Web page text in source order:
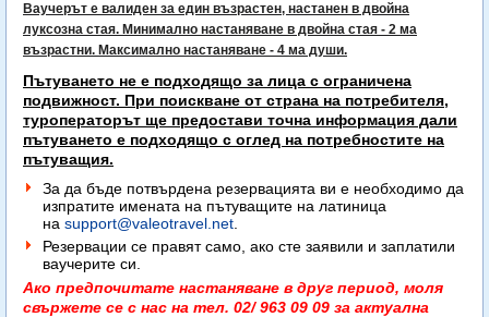
Ваучерът е валиден за един възрастен, настанен в двойна
луксозна стая. Минимално настаняване в двойна стая - 2 ма
възрастни. Максимално настаняване - 4 ма души.
Пътуването не е подходящо за лица с ограничена
подвижност. При поискване от страна на потребителя,
туроператорът ще предостави точна информация дали
пътуването е подходящо с оглед на потребностите на
пътуващия.
За да бъде потвърдена резервацията ви е необходимо да
изпратите имената на пътуващите на латиница
на support@valeotravel.net
Резервации се правят само, ако сте заявили и заплатили
ваучерите си.
Ако предпочитате настаняване в друг период, моля
свържете се с нас на тел. 02/ 963 09 09 за актуална